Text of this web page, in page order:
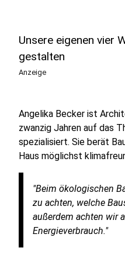
Unsere eigenen vier
gestalten
Anzeige
Angelika Becker ist
zwanzig Jahren auf das
spezialisiert. Sie berät
Haus möglichst
"Beim ökologischen
zu achten, welche
außerdem achten wir
Energieverbrauch."